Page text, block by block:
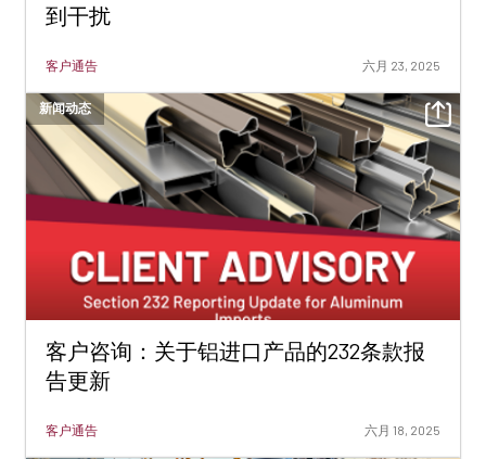
到干扰
客户通告 六月 23, 2025
新闻动态
客户咨询：关于铝进口产品的232条款报
告更新
客户通告 六月 18, 2025